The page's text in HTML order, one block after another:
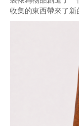
收集的東西帶來了新